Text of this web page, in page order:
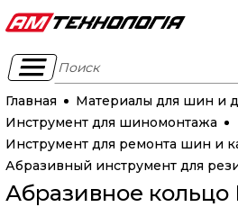
Поиск
Главная
Материалы для шин и
Инструмент для шиномонтажа
Инструмент для ремонта шин и
Абразивный инструмент для
Абразивное кольцо